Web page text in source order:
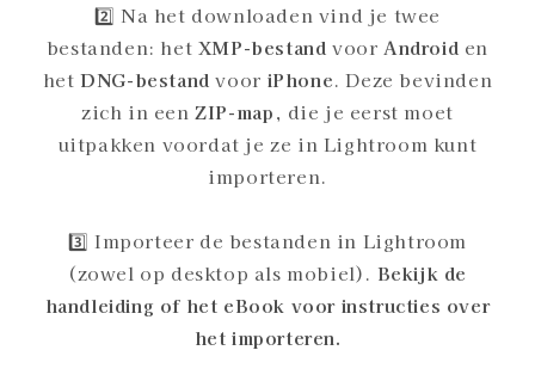
2️⃣ Na het downloaden vind je twee
bestanden: het XMP-bestand voor Android en
hetDNG-bestand voor iPhone. Deze bevinden
zich in een ZIP-map, die je eerst moet
uitpakken voordat je ze in Lightroom kunt
importeren.
3️⃣ Importeer de bestanden in Lightroom
(zowel op desktop als mobiel). Bekijk de
handleiding of het eBook voor instructies over
het importeren.